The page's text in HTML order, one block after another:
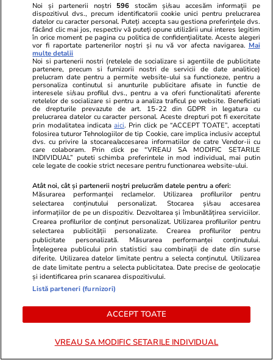
POLITIC
Politică 28 iul.
Ciprian Ciucu regretă că a
candidat pentru Primăria
București și se descrie „primarul
care a tras lozul necâștigător”
Exclusiv
Ilie Bolojan a vorbit într-o sală
aproape goală după ședința de
Guvern anunțată din scurt, în
care a aprobat deblocarea
posturilor din sănătate | VIDEO
PARTENERI
Noi și partenerii noștri 596 stocăm și/sau accesăm informații pe
dispozitivul dvs., precum identificatorii cookie unici pentru prelucrarea
datelor cu caracter personal. Puteți accepta sau gestiona preferințele dvs.
făcând clic mai jos, respectiv vă puteți opune utilizării unui interes legitim
în orice moment pe pagina cu politica de confidențialitate. Aceste alegeri
vor fi raportate partenerilor noștri și nu vă vor afecta navigarea. Mai
multe detalii
Noi si partenerii nostri (retelele de socializare si agentiile de publicitate
partenere, precum si furnizorii nostri de servicii de date analitice)
prelucram date pentru a permite website-ului sa functioneze, pentru a
personaliza continutul si anunturile publicitare afisate in functie de
interesele si/sau profilul dvs., pentru a va oferi functionalitati aferente
retelelor de socializare si pentru a analiza traficul pe website. Beneficiati
de drepturile prevazute de art. 15-22 din GDPR in legatura cu
prelucrarea datelor cu caracter personal. Aceste drepturi pot fi exercitate
prin modalitatea indicataaici. Prin click pe “ACCEPT TOATE”, acceptati
folosirea tuturor Tehnologiilor de tip Cookie, care implica inclusiv acceptul
dvs. cu privire la stocarea/accesarea informatiilor de catre Vendor-ii cu
care colaboram. Prin click pe “VREAU SA MODIFIC SETARILE
INDIVIDUAL” puteti schimba preferintele in mod individual, mai putin
cele legate de cookie strict necesare pentru functionarea website-ului.
Atât noi, cât și partenerii noștri prelucrăm datele pentru a oferi:
Măsurarea performanței reclamelor. Utilizarea profilurilor pentru
selectarea conținutului personalizat. Stocarea și/sau accesarea
informațiilor de pe un dispozitiv. Dezvoltarea și îmbunătățirea serviciilor.
Crearea profilurilor de conținut personalizat. Utilizarea profilurilor pentru
selectarea publicității personalizate. Crearea profilurilor pentru
publicitate personalizată. Măsurarea performanței conținutului.
Înțelegerea publicului prin statistici sau combinații de date din surse
diferite. Utilizarea datelor limitate pentru a selecta conținutul. Utilizarea
de date limitate pentru a selecta publicitatea. Date precise de geolocație
și identificarea prin scanarea dispozitivului.
Listă parteneri (furnizori)
ACCEPT TOATE
VREAU SA MODIFIC SETARILE INDIVIDUAL